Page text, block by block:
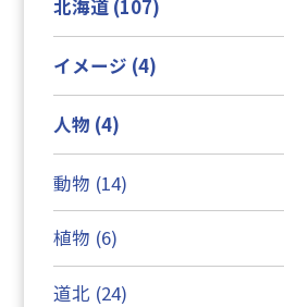
北海道 (107)
イメージ (4)
人物 (4)
動物 (14)
植物 (6)
道北 (24)